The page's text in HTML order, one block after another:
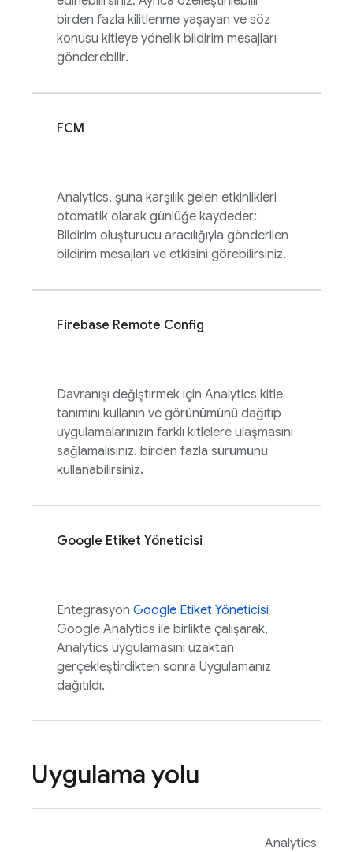
birden fazla kilitlenme yaşayan ve söz
konusu kitleye yönelik bildirim mesajları
gönderebilir.
FCM
Analytics, şuna karşılık gelen etkinlikleri
otomatik olarak günlüğe kaydeder:
Bildirim oluşturucu aracılığıyla gönderilen
bildirim mesajları ve etkisini görebilirsiniz.
Firebase Remote Config
Davranışı değiştirmek için Analytics kitle
tanımını kullanın ve görünümünü dağıtıp
uygulamalarınızın farklı kitlelere ulaşmasını
sağlamalısınız. birden fazla sürümünü
kullanabilirsiniz.
Google Etiket Yöneticisi
Entegrasyon Google Etiket Yöneticisi
Google Analytics ile birlikte çalışarak,
Analytics uygulamasını uzaktan
gerçekleştirdikten sonra Uygulamanız
dağıtıldı.
Uygulama yolu
Analytics